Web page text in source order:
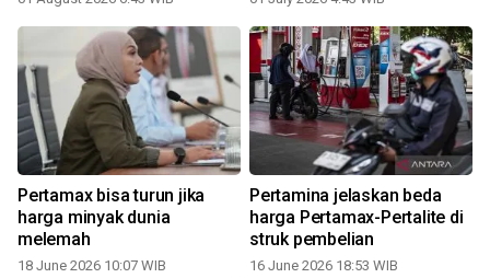
Pertamax bisa turun jika
harga minyak dunia
melemah
18 June 2026 10:07 WIB
Pertamina jelaskan beda
harga Pertamax-Pertalite di
struk pembelian
16 June 2026 18:53 WIB